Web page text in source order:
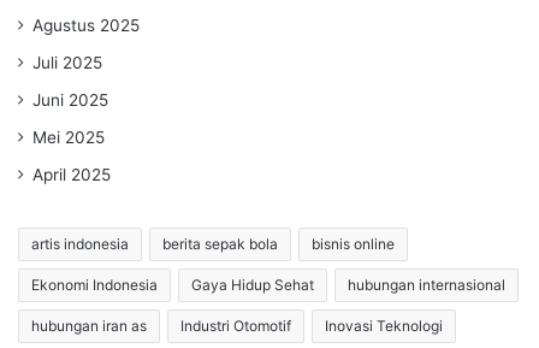
Agustus 2025
Juli 2025
Juni 2025
Mei 2025
April 2025
artis indonesia berita sepak bola bisnis online
Ekonomi Indonesia Gaya Hidup Sehat hubungan internasional
hubungan iran as Industri Otomotif Inovasi Teknologi